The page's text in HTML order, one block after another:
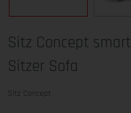
Sitz Concept
Sitzer Sofa
Sitz Concept